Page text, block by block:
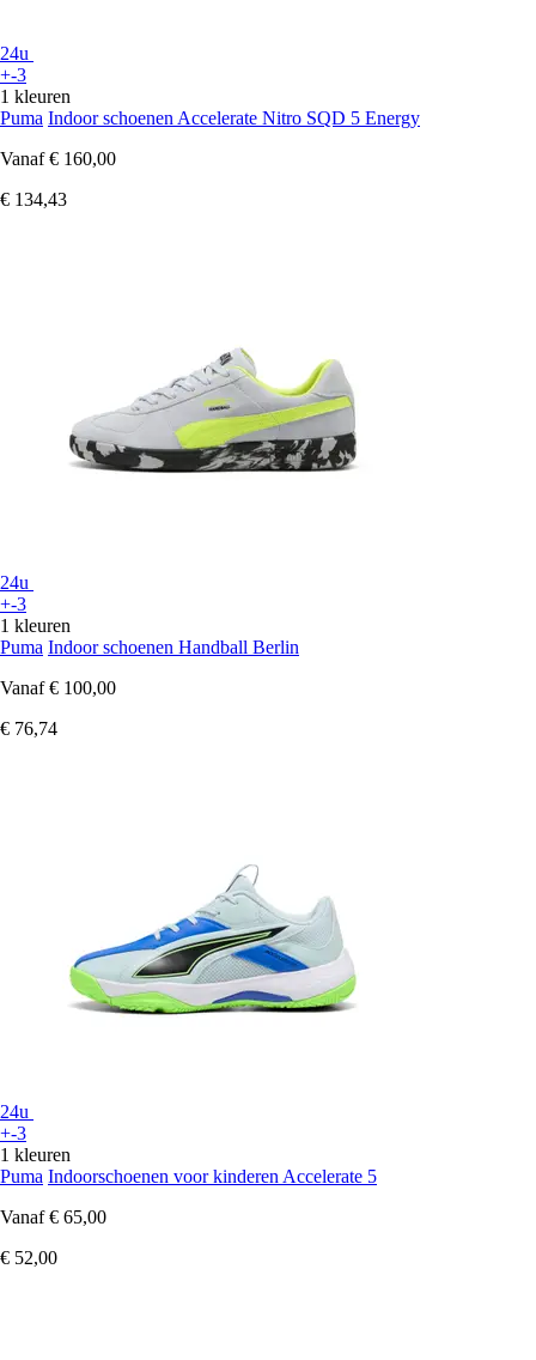
24u
+-3
1 kleuren
Puma Indoor schoenen Accelerate Nitro SQD 5 Energy
Vanaf € 160,00
€ 134,43
24u
+-3
1 kleuren
Puma Indoor schoenen Handball Berlin
Vanaf € 100,00
€ 76,74
24u
+-3
1 kleuren
Puma Indoorschoenen voor kinderen Accelerate 5
Vanaf € 65,00
€ 52,00